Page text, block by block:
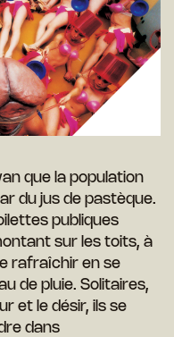
que la population
du jus de pastèque.
publiques
sur les toits, à
rafraîchir en se
de pluie. Solitaires,
et le désir, ils se
dans